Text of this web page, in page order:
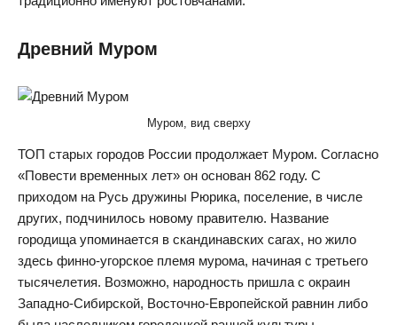
Древний Муром
Муром, вид сверху
ТОП старых городов России продолжает Муром. Согласно
«Повести временных лет» он основан 862 году. С
приходом на Русь дружины Рюрика, поселение, в числе
других, подчинилось новому правителю. Название
городища упоминается в скандинавских сагах, но жило
здесь финно-угорское племя мурома, начиная с третьего
тысячелетия. Возможно, народность пришла с окраин
Западно-Сибирской, Восточно-Европейской равнин либо